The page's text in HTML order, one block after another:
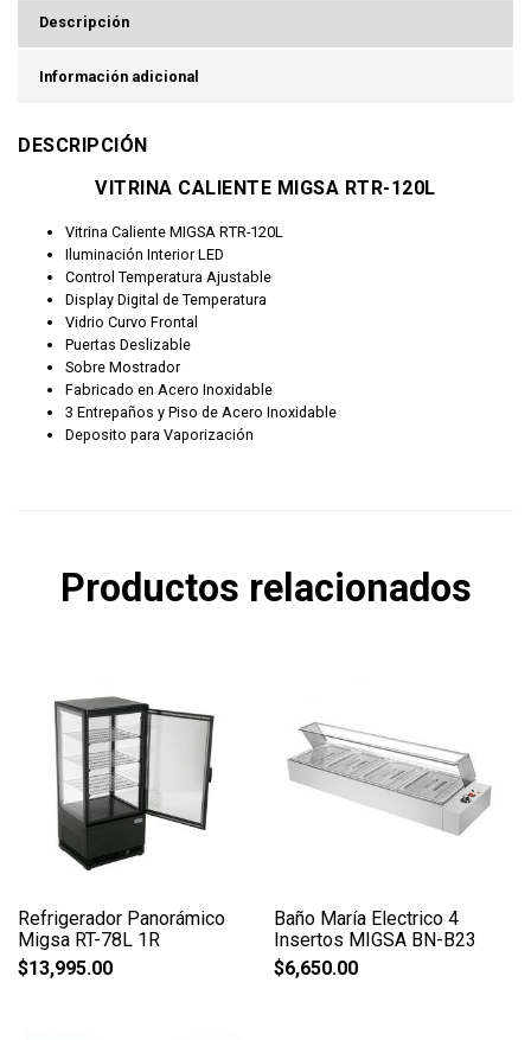
Descripción
Información adicional
DESCRIPCIÓN
VITRINA CALIENTE MIGSA RTR-120L
Vitrina Caliente MIGSA RTR-120L
Iluminación Interior LED
Control Temperatura Ajustable
Display Digital de Temperatura
Vidrio Curvo Frontal
Puertas Deslizable
Sobre Mostrador
Fabricado en Acero Inoxidable
3 Entrepaños y Piso de Acero Inoxidable
Deposito para Vaporización
Productos relacionados
Refrigerador Panorámico
Migsa RT-78L 1R
$13,995.00
Baño María Electrico 4
Insertos MIGSA BN-B23
$6,650.00